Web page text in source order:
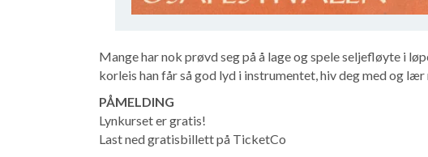
Mange har nok prøvd seg på å lage og spele seljefløyte i
korleis han får så god lyd i instrumentet, hiv deg med og
PÅMELDING
Lynkurset er gratis!
Last ned gratisbillett på TicketCo